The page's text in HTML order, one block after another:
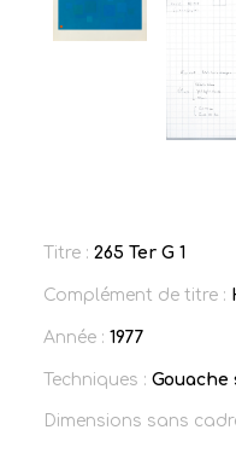
Titre : 265 Ter G 1
Complément de titre :
Année : 1977
Techniques :
Dimensions sans